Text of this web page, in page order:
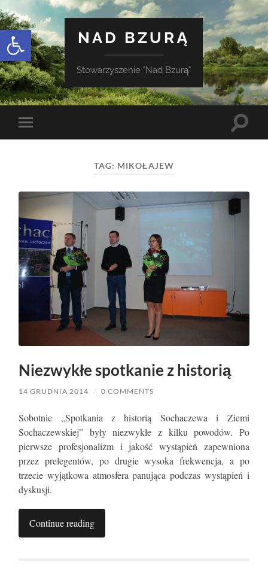
Otwórz pasek narzędzi
NAD BZURĄ
Stowarzyszenie "Nad Bzurą"
Toggle
mobile
Toggle
TAG: MIKOŁAJEW
Niezwykłe spotkanie z historią
14 GRUDNIA 2014 / 0 COMMENTS
Sobotnie „Spotkania z historią Sochaczewa i Ziemi
Sochaczewskiej” były niezwykłe z kilku powodów. Po
pierwsze profesjonalizm i jakość wystąpień zapewniona
przez prelegentów, po drugie wysoka frekwencja, a po
trzecie wyjątkowa atmosfera panująca podczas wystąpień i
dyskusji.
Continue reading